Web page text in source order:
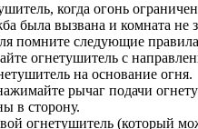
когда огонь
была вызвана и комната не
помните следующие
огнетушитель с
на основание огня.
рычаг подачи
в сторону.
огнетушитель (который